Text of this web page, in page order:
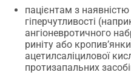
пацієнтам з
гіперчутливості
ангіоневротичного
риніту або
ацетилсаліцилової
протизапальних